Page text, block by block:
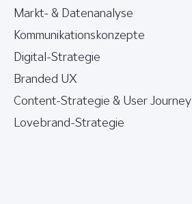
Markt- & Datenanalyse
Kommunikationskonzepte
Digital-Strategie
Branded UX
Content-Strategie & User Journey
Lovebrand-Strategie